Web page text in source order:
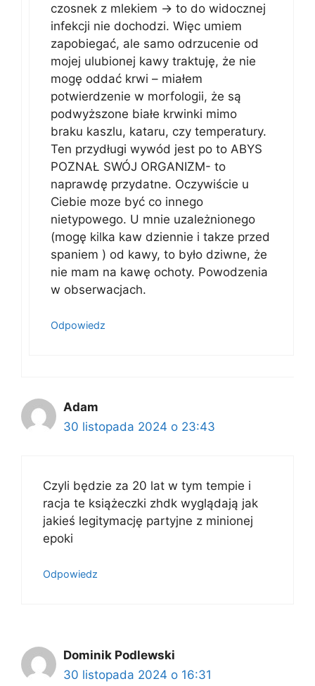
czosnek z mlekiem -> to do widocznej
infekcji nie dochodzi. Więc umiem
zapobiegać, ale samo odrzucenie od
mojej ulubionej kawy traktuję, że nie
mogę oddać krwi – miałem
potwierdzenie w morfologii, że są
podwyższone białe krwinki mimo
braku kaszlu, kataru, czy temperatury.
Ten przydługi wywód jest po to ABYS
POZNAŁ SWÓJ ORGANIZM- to
naprawdę przydatne. Oczywiście u
Ciebie moze być co innego
nietypowego. U mnie uzależnionego
(mogę kilka kaw dziennie i takze przed
spaniem ) od kawy, to było dziwne, że
nie mam na kawę ochoty. Powodzenia
w obserwacjach.
Odpowiedz
Adam
30 listopada 2024 o 23:43
Czyli będzie za 20 lat w tym tempie i
racja te książeczki zhdk wyglądają jak
jakieś legitymację partyjne z minionej
epoki
Odpowiedz
Dominik Podlewski
30 listopada 2024 o 16:31